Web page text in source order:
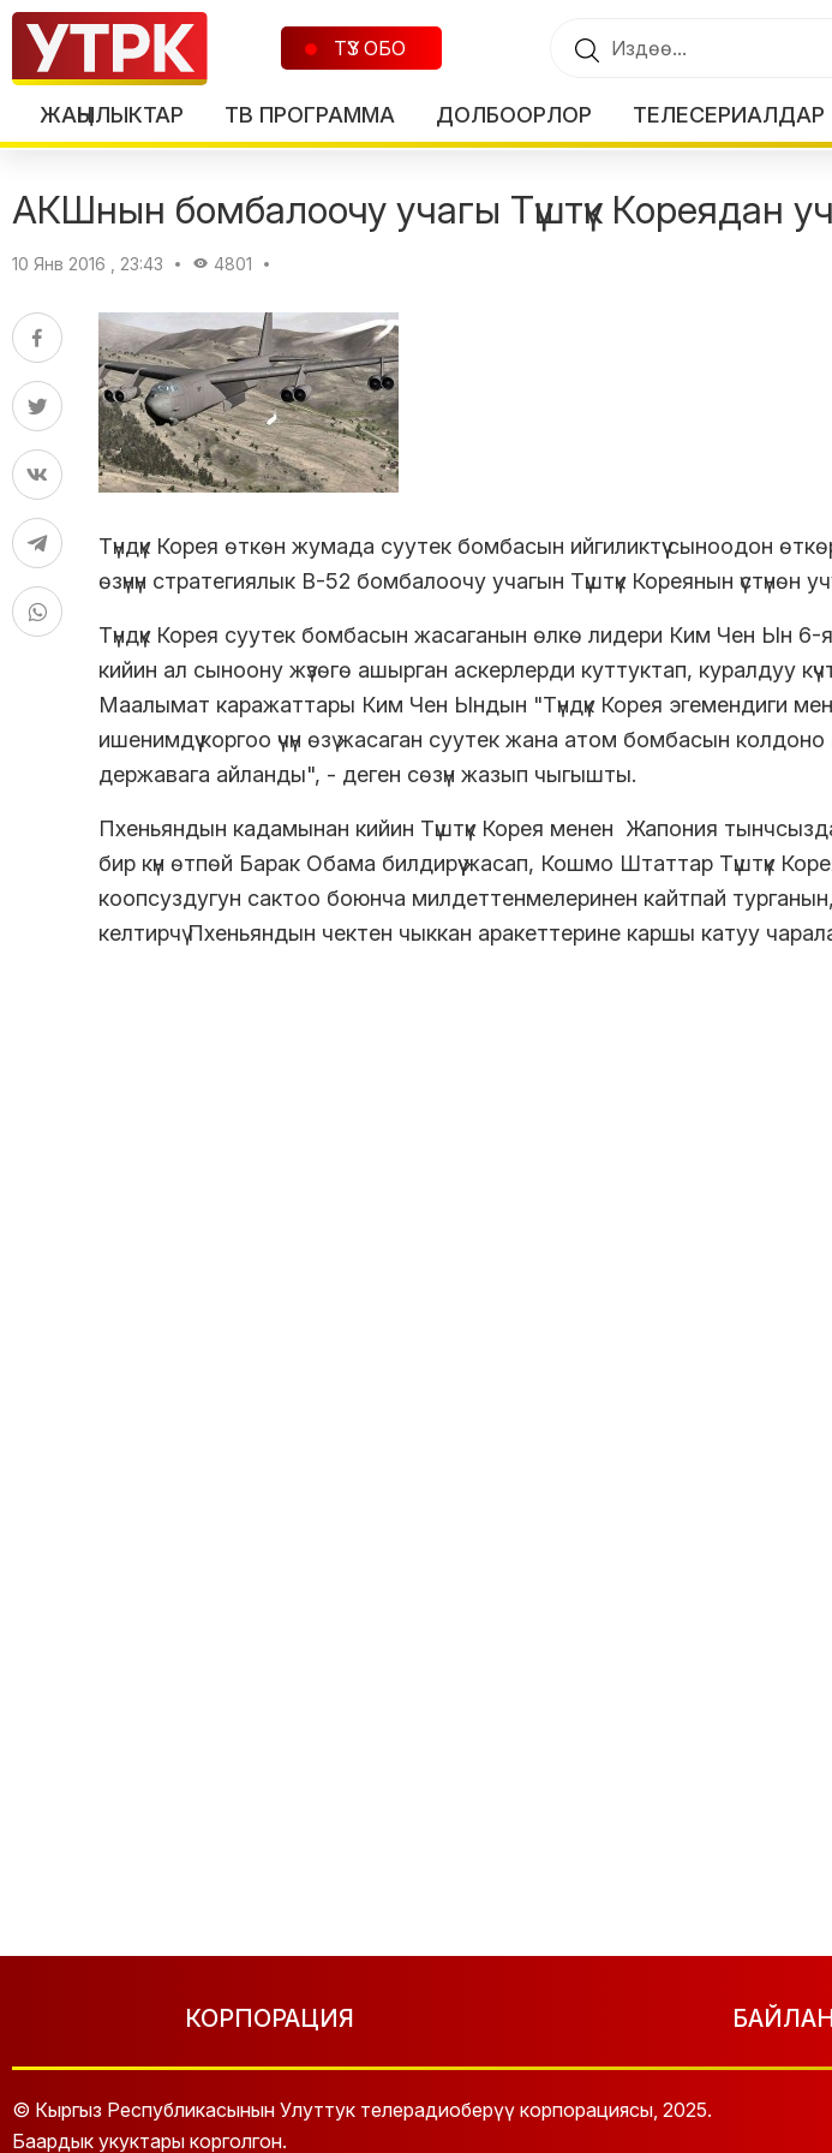
ТҮЗ ОБО
ЖАҢЫЛЫКТАР ТВ ПРОГРАММА ДОЛБООРЛОР ТЕЛЕСЕРИАЛДАР
АКШнын бомбалоочу учагы Түштүк Кореядан
10 Янв 2016 , 23:43 4801
Түндүк Корея өткөн жумада суутек бомбасын ийгиликтүү сыноодон
өзүнүн стратегиялык B-52 бомбалоочу учагын Түштүк Кореянын үстүнөн
Түндүк Корея суутек бомбасын жасаганын өлкө лидери Ким Чен Ын
кийин ал сыноону жүзөгө ашырган аскерлерди куттуктап, куралдуу
Маалымат каражаттары Ким Чен Ындын "Түндүк Корея эгемендиги
ишенимдүү коргоо үчүн өзү жасаган суутек жана атом бомбасын
державага айланды", - деген сөзүн жазып чыгышты.
Пхеньяндын кадамынан кийин Түштүк Корея менен Жапония
бир күн өтпөй Барак Обама билдирүү жасап, Кошмо Штаттар Түштүк
коопсуздугун сактоо боюнча милдеттенмелеринен кайтпай
келтирчү Пхеньяндын чектен чыккан аракеттерине каршы катуу
КОРПОРАЦИЯ
© Кыргыз Республикасынын Улуттук телерадиоберүү корпорациясы, 2025.
Баардык укуктары корголгон.